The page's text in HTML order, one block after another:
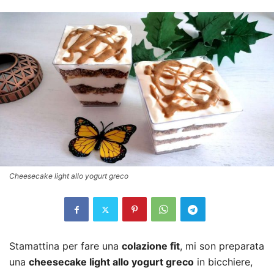
Cheesecake light allo yogurt greco
Stamattina per fare una colazione fit, mi son preparata
una cheesecake light allo yogurt greco in bicchiere,